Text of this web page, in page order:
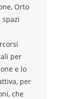
Orto
spazi
per
e lo
per
che